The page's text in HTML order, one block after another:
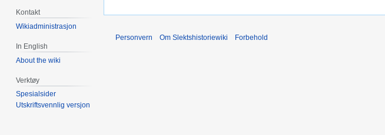
Kontakt
Wikiadministrasjon
In English
About the wiki
Verktøy
Spesialsider
Utskriftsvennlig versjon
Personvern Om Slektshistoriewiki Forbehold